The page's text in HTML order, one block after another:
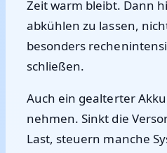
Zeit warm bleibt. Dann
abkühlen zu lassen,
besonders
schließen.
Auch ein gealterter
nehmen. Sinkt die
Last, steuern manche